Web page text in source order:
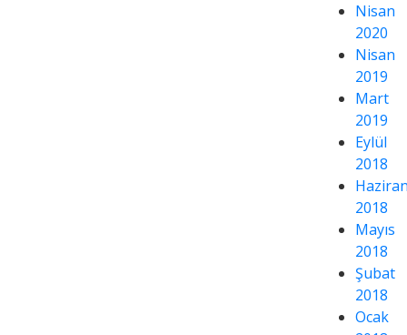
Nisan
2020
Nisan
2019
Mart
2019
Eylül
2018
2018
Mayıs
2018
Şubat
2018
Ocak